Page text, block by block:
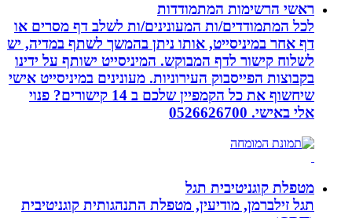
ראשי הרשימות המתמודדות
לכל המתמודדים/ות המעונינים/ות לשלב דף מסרים או
דף אחר במיניסייט, אותו ניתן בהמשך לשתף במדיה, יש
לשלוח קישור לדף המבוקש. המיניסייט ישותף על ידינו
בקבוצות הפייסבוק העירוניות. מעונינים במיניסייט אישי
שיחשוף את כל הקמפיין שלכם ב 14 קישורים? פנוי
אלי באישי. 0526626700
מטפלת קוגניטיבית תגל
תגל זילברמן, מודיעין, מטפלת התנהגותית קוגניטיבית